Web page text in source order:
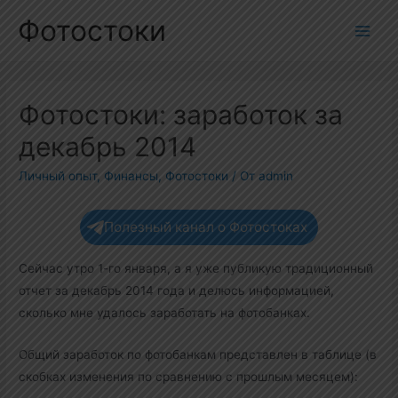
Фотостоки
Фотостоки: заработок за
декабрь 2014
Личный опыт, Финансы, Фотостоки / От admin
Полезный канал о Фотостоках
Сейчас утро 1-го января, а я уже публикую традиционный
отчет за декабрь 2014 года и делюсь информацией,
сколько мне удалось заработать на фотобанках.
Общий заработок по фотобанкам представлен в таблице (в
скобках изменения по сравнению с прошлым месяцем):